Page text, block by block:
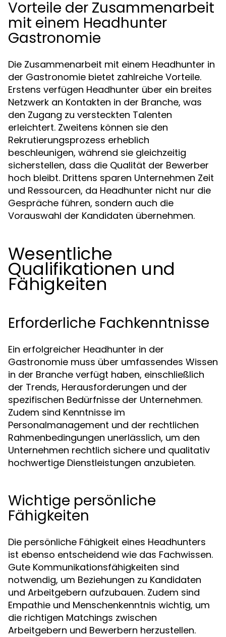
Vorteile der Zusammenarbeit
mit einem Headhunter
Gastronomie
Die Zusammenarbeit mit einem Headhunter in
der Gastronomie bietet zahlreiche Vorteile.
Erstens verfügen Headhunter über ein breites
Netzwerk an Kontakten in der Branche, was
den Zugang zu versteckten Talenten
erleichtert. Zweitens können sie den
Rekrutierungsprozess erheblich
beschleunigen, während sie gleichzeitig
sicherstellen, dass die Qualität der Bewerber
hoch bleibt. Drittens sparen Unternehmen Zeit
und Ressourcen, da Headhunter nicht nur die
Gespräche führen, sondern auch die
Vorauswahl der Kandidaten übernehmen.
Wesentliche
Qualifikationen und
Fähigkeiten
Erforderliche Fachkenntnisse
Ein erfolgreicher Headhunter in der
Gastronomie muss über umfassendes Wissen
in der Branche verfügt haben, einschließlich
der Trends, Herausforderungen und der
spezifischen Bedürfnisse der Unternehmen.
Zudem sind Kenntnisse im
Personalmanagement und der rechtlichen
Rahmenbedingungen unerlässlich, um den
Unternehmen rechtlich sichere und qualitativ
hochwertige Dienstleistungen anzubieten.
Wichtige persönliche
Fähigkeiten
Die persönliche Fähigkeit eines Headhunters
ist ebenso entscheidend wie das Fachwissen.
Gute Kommunikationsfähigkeiten sind
notwendig, um Beziehungen zu Kandidaten
und Arbeitgebern aufzubauen. Zudem sind
Empathie und Menschenkenntnis wichtig, um
die richtigen Matchings zwischen
Arbeitgebern und Bewerbern herzustellen.